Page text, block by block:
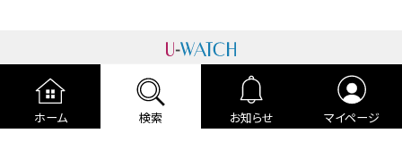
ホーム 検索 お知らせ マイページ
運営者情報 プライバシーポリシー
cookieポリシー
利用規約
ご利用ガイド 編集部より
広告掲載について